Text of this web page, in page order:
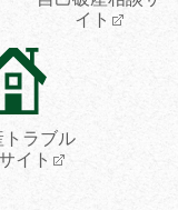
イト
トラブル
イト